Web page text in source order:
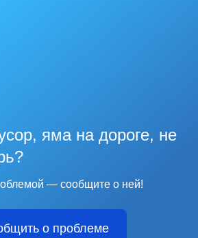
яма на дороге, не
— сообщите о ней!
о проблеме